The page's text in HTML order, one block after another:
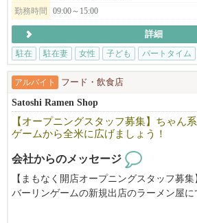
━━━━━━━━━━━━━━━━━━━━━━━━━━━━━━
※米国での違法就労や観光ビザ等での就労
ません。
理解頂ければと思います。
※過去に一度落選した方への返答は致して
集しています。
英語に自信がない、社会と繋がりを持ちた
感じたい方
子どもの学校の時間しか働けない、未経
トレーニングもありますし、不安なまま1
さまざまな背景や課題を抱える日本人女性
をつくりたい、その想いで立ち上げた会社
たくさんの日本人女性が働いています。
勤務時間
09:00～15:00
詳細
駐在
駐在妻 女性 子ども パートタイム
アルバイト フード・飲食店
Satoshi Ramen Shop
【オープニングスタッフ募集】ちゃん
ゲームから全米に広げましょう！
会社からのメッセージ
【まもなく開店オープニングスタッフ募集
バーリンゲームの新規出店のラーメン屋